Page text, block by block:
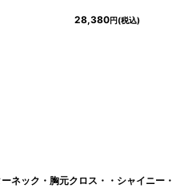
28,380円(税込)
[ cd-k06081rd ]
ック・胸元クロス・・シャイニー・